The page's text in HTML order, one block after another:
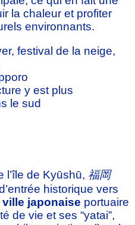
la chaleur et profiter
environnants.
festival de la neige,
y est plus
le sud
l’île de Kyūshū, 福岡
historique vers
ville japonaise portuaire
de vie et ses “yatai”,